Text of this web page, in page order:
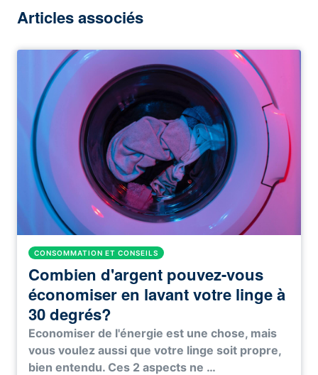
Articles associés
CONSOMMATION ET CONSEILS
Combien d'argent pouvez-vous
économiser en lavant votre linge à
30 degrés?
Economiser de l'énergie est une chose, mais
vous voulez aussi que votre linge soit propre,
bien entendu. Ces 2 aspects ne …